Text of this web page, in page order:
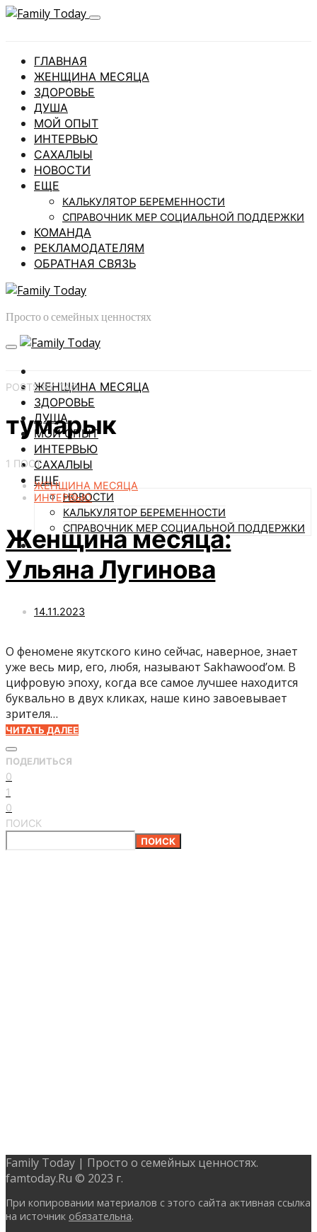
ГЛАВНАЯ
ЖЕНЩИНА МЕСЯЦА
ЗДОРОВЬЕ
ДУША
МОЙ ОПЫТ
ИНТЕРВЬЮ
САХАЛЫЫ
НОВОСТИ
ЕЩЕ
КАЛЬКУЛЯТОР БЕРЕМЕННОСТИ
СПРАВОЧНИК МЕР СОЦИАЛЬНОЙ ПОДДЕРЖКИ
КОМАНДА
РЕКЛАМОДАТЕЛЯМ
ОБРАТНАЯ СВЯЗЬ
Просто о семейных ценностях
ЖЕНЩИНА МЕСЯЦА
ЗДОРОВЬЕ
ДУША
МОЙ ОПЫТ
ИНТЕРВЬЮ
САХАЛЫЫ
ЕЩЕ
НОВОСТИ
КАЛЬКУЛЯТОР БЕРЕМЕННОСТИ
СПРАВОЧНИК МЕР СОЦИАЛЬНОЙ ПОДДЕРЖКИ
POSTS BY TAG
тумарык
1 ПОСТ
ЖЕНЩИНА МЕСЯЦА
ИНТЕРВЬЮ
Женщина месяца:
Ульяна Лугинова
14.11.2023
О феномене якутского кино сейчас, наверное, знает
уже весь мир, его, любя, называют Sakhawood’ом. В
цифровую эпоху, когда все самое лучшее находится
буквально в двух кликах, наше кино завоевывает
зрителя…
ЧИТАТЬ ДАЛЕЕ
ПОДЕЛИТЬСЯ
0
1
0
ПОИСК
ПОИСК
Family Today | Просто о семейных ценностях.
famtoday.Ru © 2023 г.
При копировании материалов с этого сайта активная ссылка
на источник обязательна.